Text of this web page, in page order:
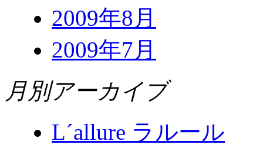
2009年8月
2009年7月
月別アーカイブ
L´allure ラルール